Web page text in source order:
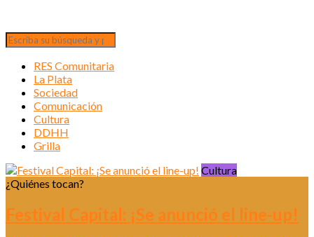
RES Comunitaria
La Plata
Sociedad
Comunicación
Cultura
DDHH
Grilla
Cultura
¿Quiénes tocan?
Festival Capital: ¡Se anunció el line-up!